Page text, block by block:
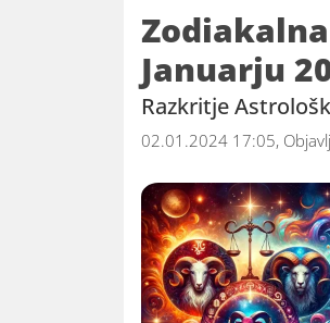
Januarju
Razkritje
02.01.2024 17:05,